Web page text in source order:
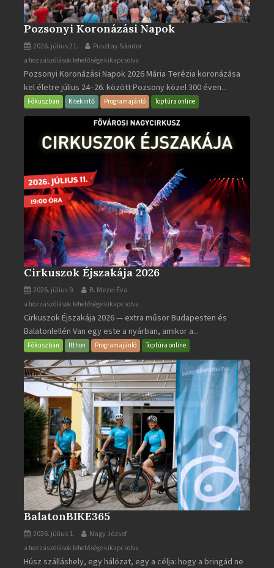
Pozsonyi Koronázási Napok
2026. július 21. Pusztay Sándor
Pozsonyi
Koronázási
Napok
bejegyzéshez
a hozzászólások lehetősége kikapcsolva
Pozsonyi Koronázási Napok 2026 Mária Terézia koronázása
kel életre július 24–26. között Pozsony közel 300 éven...
Fókuszban Kitekintő Programajánló Toptúra online
Cirkuszok Éjszakája 2026
2026. július 9. B. Mezei Éva
Cirkuszok
Éjszakája
2026
bejegyzéshez
a hozzászólások lehetősége kikapcsolva
Cirkuszok Éjszakája 2026 — extra műsor Budapesten és
Balatonlellén Van egy este a nyárban, amikor a...
Fókuszban Itthon Programajánló Toptúra online
BalatonBIKE365
2026. július 1. Nagy József
BalatonBIKE365
bejegyzéshez
a hozzászólások lehetősége kikapcsolva
Húsz szálláshely, egy hálózat, egy a célja: hogy a bringád ne